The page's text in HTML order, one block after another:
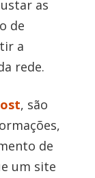
as
de
a
rede.
, são
de
um site